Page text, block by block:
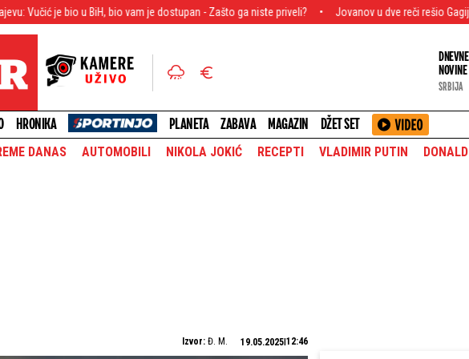
u BiH, bio vam je dostupan - Zašto ga niste priveli? Jovanov u dve reči rešio Gagija Jovanovića!
DNEVNE
NOVINE
SRBIJA
HRONIKA PLANETA ZABAVA MAGAZIN DŽET SET
DANAS AUTOMOBILI NIKOLA JOKIĆ RECEPTI VLADIMIR PUTIN
Izvor: Đ. M. 19.05.2025 12:46